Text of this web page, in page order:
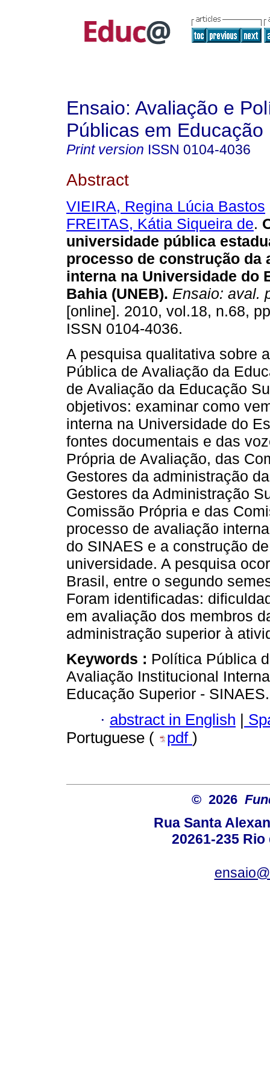
Ensaio: Avaliação e
Públicas em Educação
Print version ISSN 0104-4036
Abstract
VIEIRA, Regina Lúcia Bastos
FREITAS, Kátia Siqueira de.
universidade pública
processo de construção da
interna na Universidade do
Bahia (UNEB). Ensaio: aval.
[online]. 2010, vol.18, n.68,
ISSN 0104-4036.
A pesquisa qualitativa sobre
Pública de Avaliação da
de Avaliação da Educação
objetivos: examinar como
interna na Universidade do
fontes documentais e das
Própria de Avaliação, das
Gestores da administração
Gestores da Administração
Comissão Própria e das
processo de avaliação
do SINAES e a construção
universidade. A pesquisa
Brasil, entre o segundo
Foram identificadas:
em avaliação dos membros
administração superior à
Keywords : Política Pública
Avaliação Institucional
Educação Superior - SINAES.
· abstract in English |
Portuguese (
pdf )
© 2026
Rua Santa
20261-235